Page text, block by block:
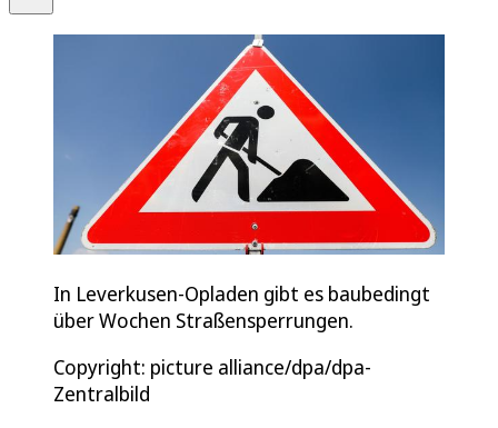
In Leverkusen-Opladen gibt es baubedingt
über Wochen Straßensperrungen.
Copyright: picture alliance/dpa/dpa-
Zentralbild